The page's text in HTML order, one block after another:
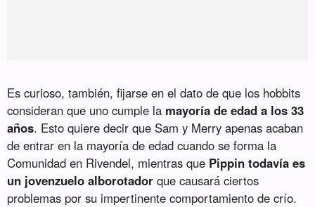
Es curioso, también, fijarse en el dato de que los hobbits
consideran que uno cumple la mayoría de edad a los 33
años. Esto quiere decir que Sam y Merry apenas acaban
de entrar en la mayoría de edad cuando se forma la
Comunidad en Rivendel, mientras que Pippin todavía es
un jovenzuelo alborotador que causará ciertos
problemas por su impertinente comportamiento de crío.